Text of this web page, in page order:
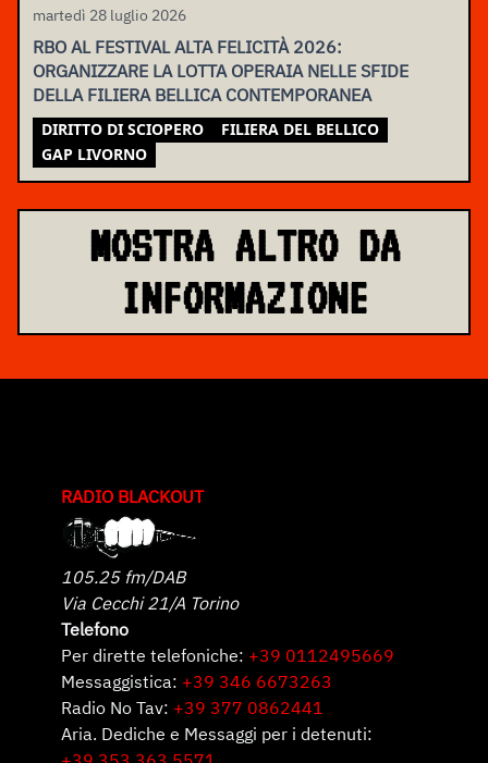
martedì 28 luglio 2026
RBO AL FESTIVAL ALTA FELICITÀ 2026:
ORGANIZZARE LA LOTTA OPERAIA NELLE SFIDE
DELLA FILIERA BELLICA CONTEMPORANEA
DIRITTO DI SCIOPERO
FILIERA DEL BELLICO
GAP LIVORNO
MOSTRA ALTRO DA
INFORMAZIONE
RADIO BLACKOUT
105.25 fm/DAB
Via Cecchi 21/A Torino
Telefono
Per dirette telefoniche: +39 0112495669
Messaggistica: +39 346 6673263
Radio No Tav: +39 377 0862441
Aria. Dediche e Messaggi per i detenuti: